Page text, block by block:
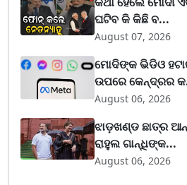
ଘଟିବ କି କିଛି ବ...
August 07, 2026
ମୋଦିଙ୍କ ଭିଡିଓ
ଉପରେ କେନ୍ଦ୍ରର
August 06, 2026
ଝାଡ଼ଖଣ୍ଡ ଛାତ୍ର
ରାହୁଲ ଗାନ୍ଧିଙ୍କ...
August 06, 2026